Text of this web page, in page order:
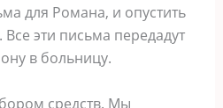
для Романа, и опустить
эти письма передадут
в больницу.
средств. Мы